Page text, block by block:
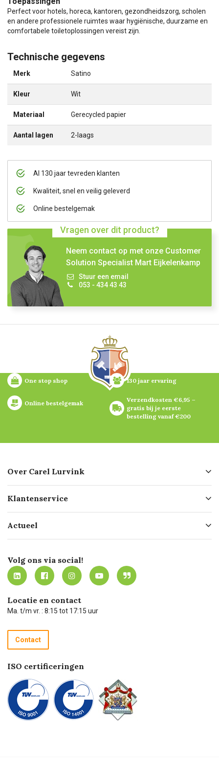
Al 130 jaar tevreden klanten
Kwaliteit, snel en veilig geleverd
Online bestelgemak
Vragen over dit product?
Neem contact op met onze Customer
Solution Specialist Mart Eijkelenkamp
Stuur een email
053 - 434 43 43
Perfect voor hotels, horeca, kantoren, gezondheidszorg, scholen
en andere professionele ruimtes waar hygiënische, duurzame en
comfortabele toiletoplossingen vereist zijn.
Technische gegevens
Merk Satino
Kleur Wit
Materiaal Gerecycled papier
Aantal lagen 2-laags
One stop shop 130 jaar ervaring
Online bestelgemak
Verzendkosten €6,95 –
gratis bij je eerste
bestelling vanaf €200
Over Carel Lurvink
Geschiedenis
Missie
Werken bij Carel Lurvink
MVO
Klantenservice
Bezorgen
Mijn Carel Lurvink
Mijn Carel Lurvink instructievideo's
Carel Lurvink App
Hulp op afstand
Technische dienst
Recycle programma
Betalen
Actueel
Innovation LAB
Tevreden klanten
Carel Lurvink Blog
Carel de podcast
Volg ons via social!
Locatie en contact
Ma. t/m vr. : 8:15 tot 17:15 uur
Contact
ISO certificeringen